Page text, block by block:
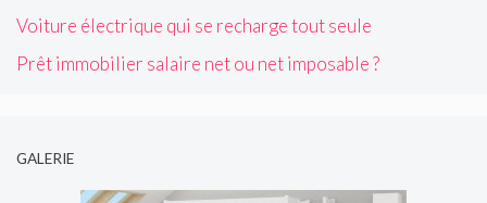
Voiture électrique qui se recharge tout seule
Prêt immobilier salaire net ou net imposable ?
GALERIE